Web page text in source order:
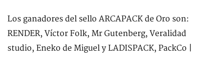
Los ganadores del sello ARCAPACK de Oro son:
RENDER, Víctor Folk, Mr Gutenberg, Veralidad
studio, Eneko de Miguel y LADISPACK, PackCo |